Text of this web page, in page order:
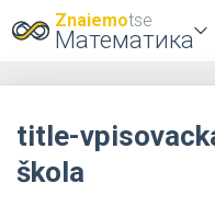
Znaiemotse
Математика
title-
škola